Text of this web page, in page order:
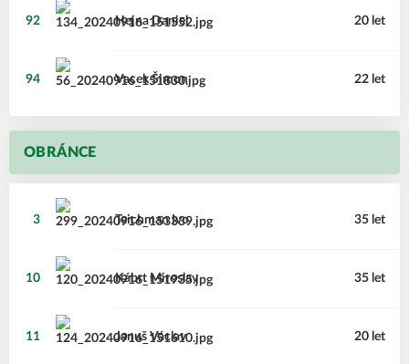
92 Daniel
Hejna 20 let
94 Šimon
Vacek 22 let
OBRÁNCE
3 Ivo
Teichman 35 let
10 Miroslav
Kábrt 35 let
11 Václav
Januš 20 let